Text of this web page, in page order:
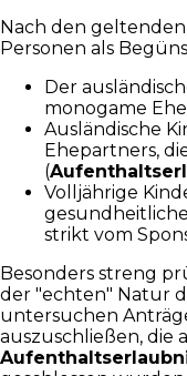
Nach den
Personen als
Der
monogame
Ausländische
Ehepartners,
(
Volljährige
strikt vom
Besonders streng
der "echten" Natur
untersuchen
auszuschließen, die